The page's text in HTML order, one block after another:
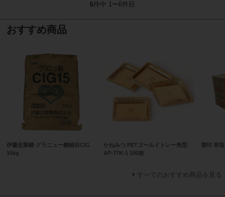
6件中 1〜6件目
おすすめ商品
伊藤忠製糖 グラニュー糖細目CIG
15kg
かねみつ PETゴールドトレー角型
AP-77K-1 100枚
雪印 有
すべてのおすすめ商品を見る